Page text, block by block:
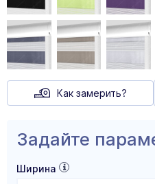
Как замерить?
Задайте
Ширина